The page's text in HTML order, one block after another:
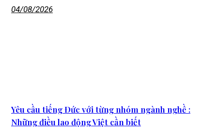
04/08/2026
Yêu cầu tiếng Đức với từng nhóm ngành nghề :
Những điều lao động Việt cần biết